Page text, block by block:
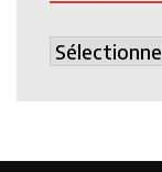
Catégories